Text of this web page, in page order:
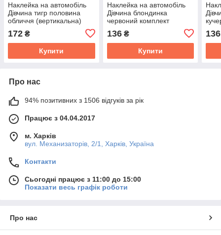
Наклейка на автомобіль
Дівчина тигр половина
обличчя (вертикальна)
172 ₴
Купити
Наклейка на автомобіль
Дівчина блондинка
червоний комплект
(вертикальна) (l = 300 мм,
b = 215 мм)
136₴
Купити
b =
136
Про нас
94% позитивних з 1506 відгуків за рік
Працює з 04.04.2017
м. Харків
вул. Механизаторів, 2/1, Харків, Україна
Контакти
Сьогодні працює з 11:00 до 15:00
Показати весь графік роботи
Про нас